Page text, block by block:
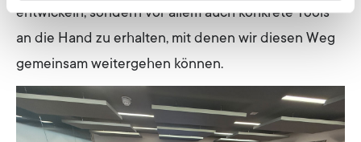
entwickeln, sondern vor allem auch konkrete Tools
an die Hand zu erhalten, mit denen wir diesen Weg
gemeinsam weitergehen können.